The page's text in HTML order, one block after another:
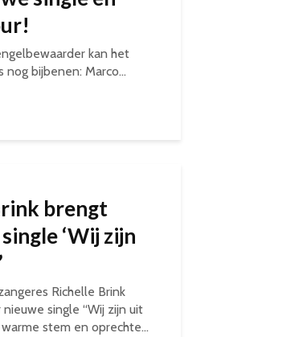
kan het
bijbenen: Marco...
brengt
‘Wij zijn
Richelle Brink
single “Wij zijn uit
warme stem en oprechte...